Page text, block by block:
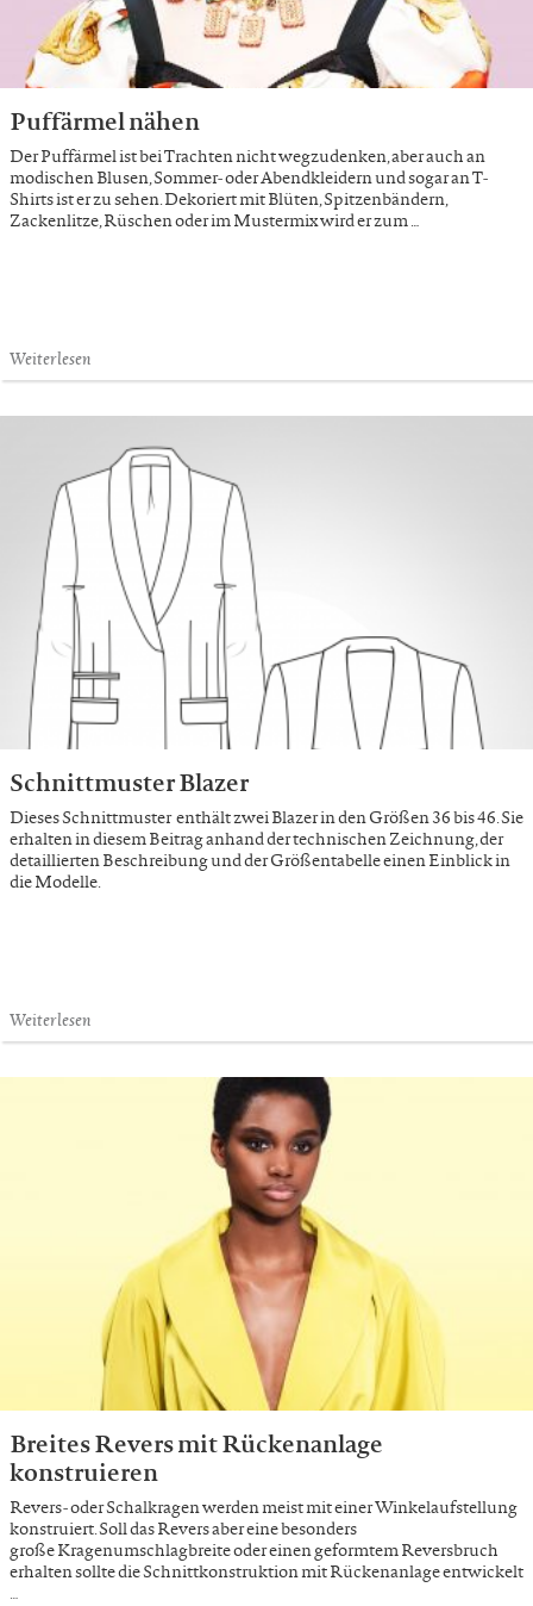
Puffärmel nähen
Der Puffärmel ist bei Trachten nicht wegzudenken, aber auch an
modischen Blusen, Sommer- oder Abendkleidern und sogar an T-
Shirts ist er zu sehen. Dekoriert mit Blüten, Spitzenbändern,
Zackenlitze, Rüschen oder im Mustermix wird er zum …
Weiterlesen
Schnittmuster Blazer
Dieses Schnittmuster enthält zwei Blazer in den Größen 36 bis 46. Sie
erhalten in diesem Beitrag anhand der technischen Zeichnung, der
detaillierten Beschreibung und der Größentabelle einen Einblick in
die Modelle.
Weiterlesen
Breites Revers mit Rückenanlage
konstruieren
Revers- oder Schalkragen werden meist mit einer Winkelaufstellung
konstruiert. Soll das Revers aber eine besonders
große Kragenumschlagbreite oder einen geformtem Reversbruch
erhalten sollte die Schnittkonstruktion mit Rückenanlage entwickelt
…